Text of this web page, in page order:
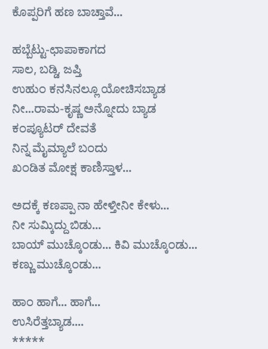
ಕೊಪ್ಪರಿಗೆ ಹಣ ಬಾಚ್ತಾವೆ…
ಹಬ್ಬೆಟ್ಟು-ಛಾಪಾಕಾಗದ
ಸಾಲ, ಬಡ್ಡಿ, ಜಪ್ತಿ
ಉಹುಂ ಕನಸಿನಲ್ಲೂ ಯೋಚಿಸಬ್ಯಾಡ
ನೀ…ರಾಮ-ಕೃಷ್ಣ ಅನ್ನೋದು ಬ್ಯಾಡ
ಕಂಪ್ಯೂಟರ್ ದೇವತೆ
ನಿನ್ನ ಮೈಮ್ಯಾಲೆ ಬಂದು
ಖಂಡಿತ ಮೋಕ್ಷ ಕಾಣಿಸ್ತಾಳ…
ಅದಕ್ಕೆ ಕಣಪ್ಪಾ ನಾ ಹೇಳ್ತೀನೀ ಕೇಳು…
ನೀ ಸುಮ್ಕಿದ್ದು ಬಿಡು…
ಬಾಯ್ ಮುಚ್ಕೊಂಡು… ಕಿವಿ ಮುಚ್ಕೊಂಡು…
ಕಣ್ಣು ಮುಚ್ಕೊಂಡು…
ಹಾಂ ಹಾಗೆ… ಹಾಗೆ…
ಉಸಿರೆತ್ತಬ್ಯಾಡ….
*****